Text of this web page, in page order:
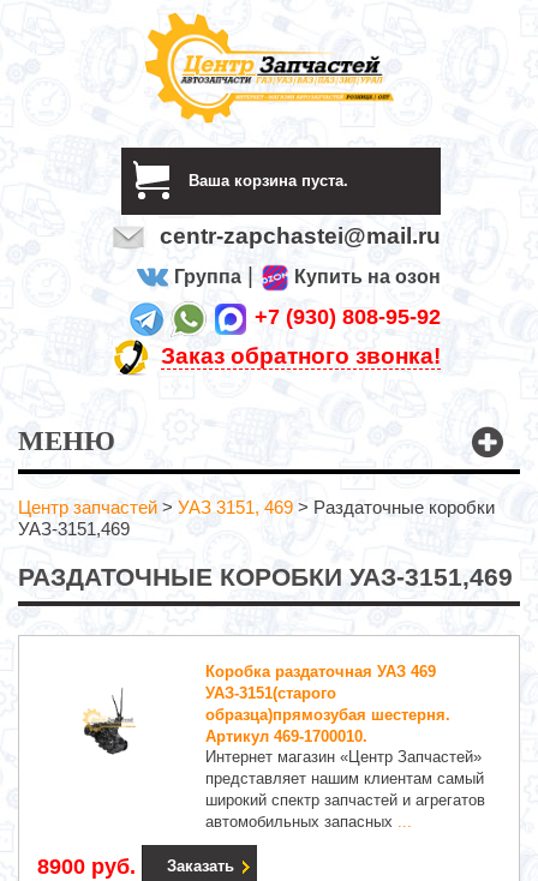
Ваша корзина пуста.
centr-zapchastei@mail.ru
Группа Купить на озон
+7 (930) 808-95-92
Заказ обратного звонка!
МЕНЮ
Центр запчастей > УАЗ 3151, 469 > Раздаточные коробки
УАЗ-3151,469
РАЗДАТОЧНЫЕ КОРОБКИ УАЗ-3151,469
Коробка раздаточная УАЗ 469
УАЗ-3151(старого
образца)прямозубая шестерня.
Артикул 469-1700010.
Интернет магазин «Центр Запчастей»
представляет нашим клиентам самый
широкий спектр запчастей и агрегатов
автомобильных запасных ...
8900 руб. Заказать